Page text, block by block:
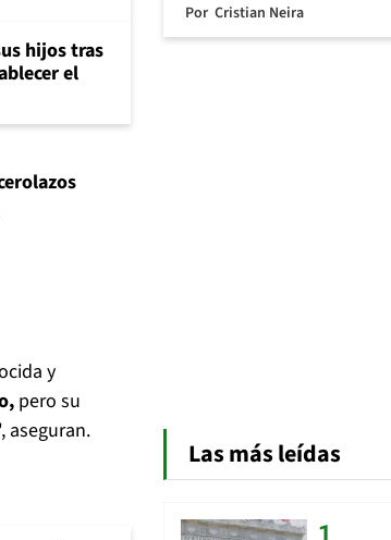
hijos tras
el
y
pero su
aseguran.
Por Cristian Neira
Las más leídas